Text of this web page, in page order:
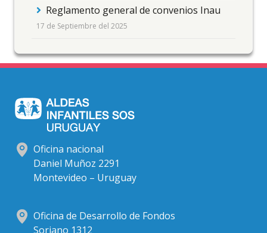
Reglamento general de convenios Inau
17 de Septiembre del 2025
Oficina nacional
Daniel Muñoz 2291
Montevideo – Uruguay
Oficina de Desarrollo de Fondos
Soriano 1312